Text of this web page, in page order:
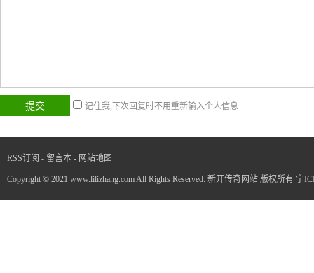
记住我,下次回复时不用重新输入个人信息
RSS订阅 - 留言本 - 网站地图
Copyright © 2021 www.lilizhang.com All Rights Reserved. 新开传奇网站 版权所有 宁